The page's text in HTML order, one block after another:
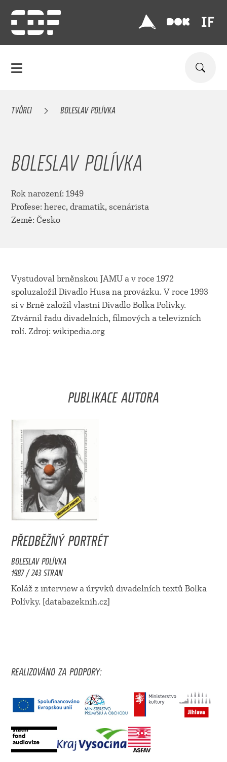
TVŮRCI BOLESLAV POLÍVKA
BOLESLAV POLÍVKA
Rok narození: 1949
Profese: herec, dramatik, scenárista
Země: Česko
Vystudoval brněnskou JAMU a v roce 1972
spoluzaložil Divadlo Husa na provázku. V roce 1993
si v Brně založil vlastní Divadlo Bolka Polívky.
Ztvárnil řadu divadelních, filmových a televizních
rolí. Zdroj: wikipedia.org
PUBLIKACE AUTORA
PŘEDBĚŽNÝ PORTRÉT
BOLESLAV POLÍVKA
1987 / 243 STRAN
Koláž z interview a úryvků divadelních textů Bolka
Polívky. [databazeknih.cz]
REALIZOVÁNO ZA PODPORY: